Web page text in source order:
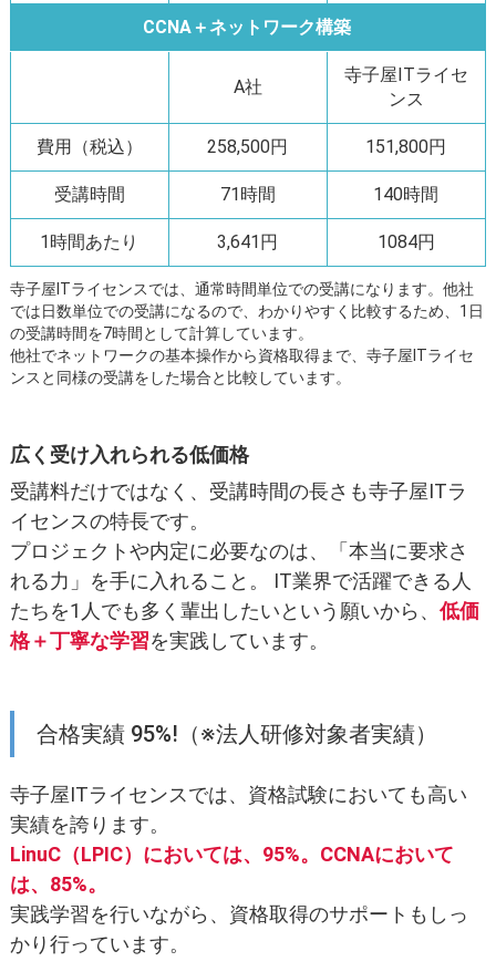
CCNA＋ネットワーク構築
A社
寺子屋ITライセ
ンス
費用（税込） 258,500円 151,800円
受講時間 71時間 140時間
1時間あたり 3,641円 1084円
寺子屋ITライセンスでは、通常時間単位での受講になります。他社
では日数単位での受講になるので、わかりやすく比較するため、1日
の受講時間を7時間として計算しています。
他社でネットワークの基本操作から資格取得まで、寺子屋ITライセ
ンスと同様の受講をした場合と比較しています。
広く受け入れられる低価格
受講料だけではなく、受講時間の長さも寺子屋ITラ
イセンスの特長です。
プロジェクトや内定に必要なのは、「本当に要求さ
れる力」を手に入れること。 IT業界で活躍できる人
たちを1人でも多く輩出したいという願いから、 低価
格＋丁寧な学習を実践しています。
合格実績 95%!（※法人研修対象者実績）
寺子屋ITライセンスでは、資格試験においても高い
実績を誇ります。
LinuC（LPIC）においては、95%。CCNAにおいて
は、85%。
実践学習を行いながら、資格取得のサポートもしっ
かり行っています。